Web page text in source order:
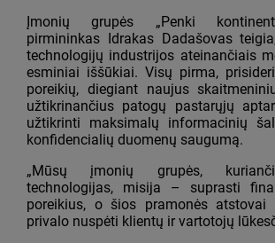
Įmonių grupės „Penki
pirmininkas Idrakas Dadašovas
technologijų industrijos ateinančiais
esminiai iššūkiai. Visų pirma,
poreikių, diegiant naujus
užtikrinančius patogų pastarųjų
užtikrinti maksimalų informacinių
konfidencialių duomenų saugumą.
„Mūsų įmonių grupės,
technologijas, misija – suprasti
poreikius, o šios pramonės
privalo nuspėti klientų ir vartotojų